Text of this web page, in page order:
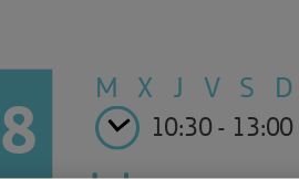
M X J V S
10:30 - 13:00